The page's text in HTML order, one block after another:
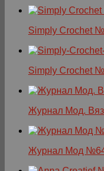
Simply Crochet
Simply Crochet
Журнал Мод.
Журнал Мод